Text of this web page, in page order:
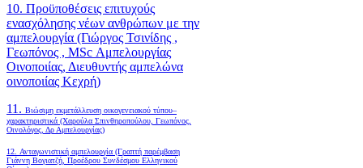
10. Προϋποθέσεις επιτυχούς
ενασχόλησης νέων ανθρώπων με την
αμπελουργία (Γιώργος Τσινίδης ,
Γεωπόνος , MSc Αμπελουργίας
Οινοποιίας, Διευθυντής αμπελώνα
οινοποιίας Κεχρή)
11. Βιώσιμη εκμετάλλευση οικογενειακού τύπου–
χαρακτηριστικά (Χαρούλα Σπινθηροπούλου, Γεωπόνος,
Οινολόγος, Δρ Αμπελουργίας)
12. Ανταγωνιστική αμπελουργία (Γραπτή παρέμβαση
Γιάννη Βογιατζή, Προέδρου Συνδέσμου Ελληνικού